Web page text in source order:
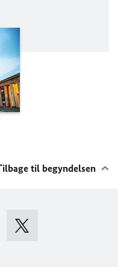
til begyndelsen